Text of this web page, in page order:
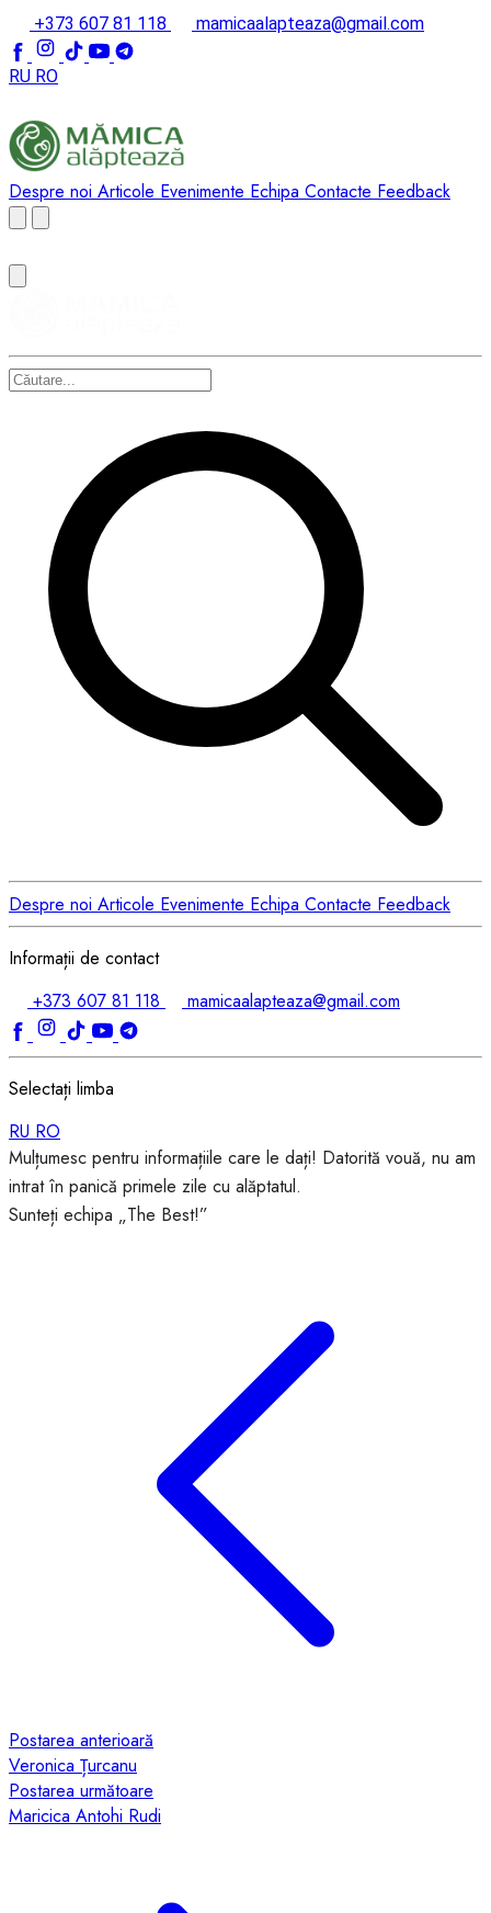
+373 607 81 118 mamicaalapteaza@gmail.com
RU RO
Despre noi Articole Evenimente Echipa Contacte Feedback
Despre noi Articole Evenimente Echipa Contacte Feedback
Informații de contact
+373 607 81 118
mamicaalapteaza@gmail.com
Selectați limba
RU RO
Mulțumesc pentru informațiile care le dați! Datorită vouă, nu am
intrat în panică primele zile cu alăptatul.
Sunteți echipa „The Best!”
Postarea anterioară
Veronica Țurcanu
Postarea următoare
Maricica Antohi Rudi